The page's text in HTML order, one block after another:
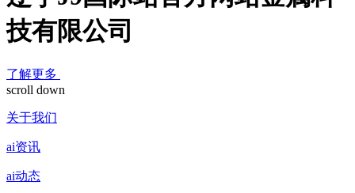
技有限公司
了解更多
scroll down
关于我们
ai资讯
ai动态